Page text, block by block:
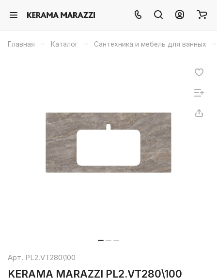
Главная – Каталог – Сантехника и мебель для ванных –
Арт. PL2.VT280\100
KERAMA MARAZZI PL2.VT280\100